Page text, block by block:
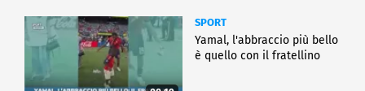
SPORT
Yamal, l'abbraccio più bello
è quello con il fratellino